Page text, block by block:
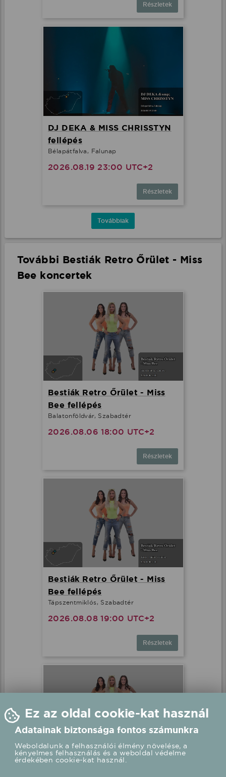
Részletek
DJ DEKA & MISS CHRISSTYN
fellépés
Bélapátfalva, Falunap
2026.08.19 23:00 UTC+2
Részletek
Továbbiak
További Bestiák Retro Őrület - Miss
Bee koncertek
Bestiák Retro Őrület - Miss
Bee fellépés
Balatonföldvár, Szabadtér
2026.08.06 18:00 UTC+2
Részletek
Bestiák Retro Őrület - Miss
Bee fellépés
Tápszentmiklós, Szabadtér
2026.08.08 19:00 UTC+2
Részletek
Bestiák Retro Őrület - Miss
Ez az oldal cookie-kat használ
Adatainak biztonsága fontos számunkra
Weboldalunk a felhasználói élmény növelése, a
kényelmes felhasználás és a weboldal védelme
érdekében cookie-kat használ.